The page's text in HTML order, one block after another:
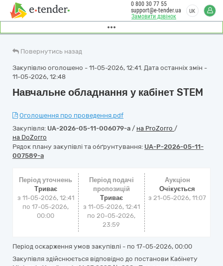
Замовити дзвінок
0 800 30 77 55
support@e-tender.ua
UK
Повернутись назад
Закупівлю оголошено - 11-05-2026, 12:41. Дата останніх змін -
11-05-2026, 12:48
Навчальне обладнання у кабінет STEM
Оголошення про проведення.pdf
Закупівля: UA-2026-05-11-006079-a / на ProZorro /
на DoZorro
Рядок плану закупівлі та обґрунтування: UA-P-2026-05-11-
007589-a
Період уточнень
Триває
з 11-05-2026, 12:41
по 17-05-2026,
00:00
Період подачі
пропозицій
Триває
з 11-05-2026, 12:41
по 20-05-2026,
23:59
Аукціон
Очікується
з21-05-2026, 11:07
Період оскарження умов закупівлі - по 17-05-2026, 00:00
Закупівля здійснюється відповідно до постанови Кабінету